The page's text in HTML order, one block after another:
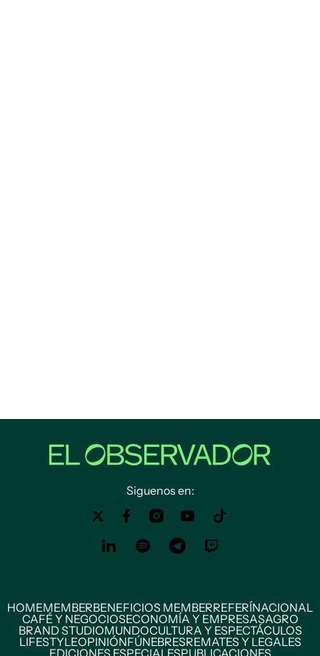
Siguenos en:
HOMEMEMBERBENEFICIOS MEMBERREFERÍNACIONAL
CAFÉ Y NEGOCIOSECONOMÍA Y EMPRESASAGRO
BRAND STUDIOMUNDOCULTURA Y ESPECTÁCULOS
LIFESTYLEOPINIÓNFÚNEBRESREMATES Y LEGALES
EDICIONES ESPECIALESPUBLICACIONES